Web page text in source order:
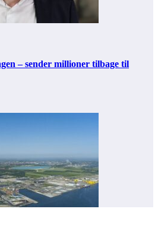
– sender millioner tilbage til